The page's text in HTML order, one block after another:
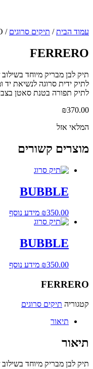
עמוד הבית/ תיקים סרוגים / FERRERO
FERRERO
תיק לבן מבריק מיוחד
לתיק ידית סרוגה לנשיאת
לתיק תפורה בטנת סאטן
₪370.00
המלאי אזל
מוצרים קשורים
BUBBLE
₪350.00 מידע נוסף
BUBBLE
₪350.00 מידע נוסף
FERRERO
קטגוריה תיקים סרוגים
תיאור
תיאור
תיק לבן מבריק מיוחד